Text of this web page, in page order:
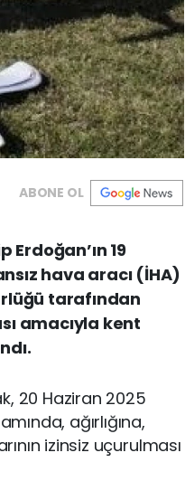
ABONE OL
19
hava aracı (İHA)
tarafından
amacıyla kent
20 Haziran 2025
ağırlığına,
izinsiz uçurulması